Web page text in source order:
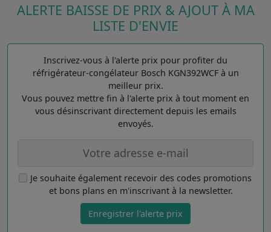
ALERTE BAISSE DE PRIX & AJOUT À MA
LISTE D'ENVIE
Inscrivez-vous à l'alerte prix pour profiter du
réfrigérateur-congélateur Bosch KGN392WCF à un
meilleur prix.
Vous pouvez mettre fin à l'alerte prix à tout moment en
vous désinscrivant directement depuis les emails
envoyés.
Je souhaite également recevoir des codes promotions
et bons plans en m'inscrivant à la newsletter.
Enregistrer l'alerte prix